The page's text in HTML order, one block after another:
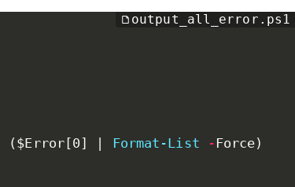
( $Error[0] Format-List - Force)